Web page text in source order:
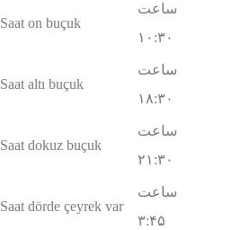
ساعت
۱۰:۳۰
Saat on buçuk
ساعت
۱۸:۳۰
Saat altı buçuk
ساعت
۲۱:۳۰
Saat dokuz buçuk
ساعت
۳:۴۵
Saat dörde çeyrek var